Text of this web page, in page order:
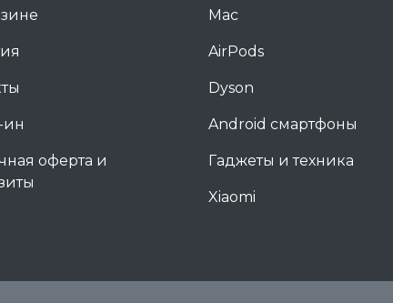
ин
оферта и
Mac
AirPods
Dyson
Android смартфоны
Гаджеты и техника
Xiaomi